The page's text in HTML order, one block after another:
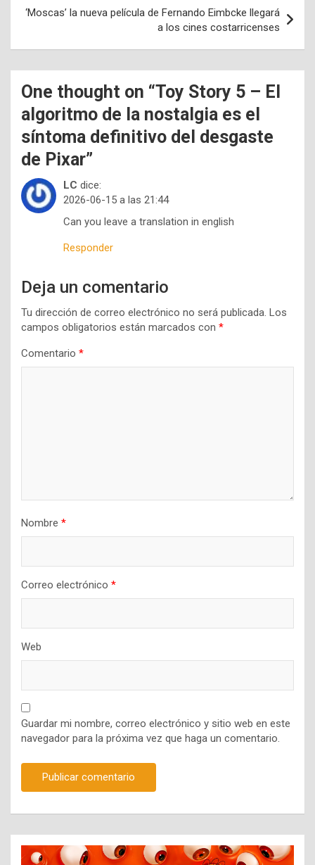
‘Moscas’ la nueva película de Fernando Eimbcke llegará
a los cines costarricenses
One thought on “Toy Story 5 – El
algoritmo de la nostalgia es el
síntoma definitivo del desgaste
de Pixar”
LC dice:
2026-06-15 a las 21:44
Can you leave a translation in english
Responder
Deja un comentario
Tu dirección de correo electrónico no será publicada. Los
campos obligatorios están marcados con *
Comentario *
Nombre *
Correo electrónico *
Web
Guardar mi nombre, correo electrónico y sitio web en este
navegador para la próxima vez que haga un comentario.